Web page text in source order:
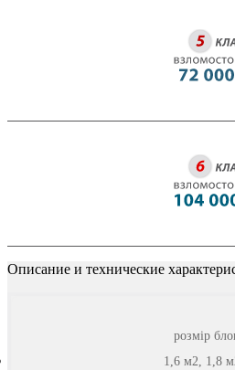
Описание и технические
розмір
1,6 м2, 1,8